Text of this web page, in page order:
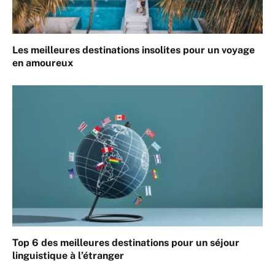
Les meilleures destinations insolites pour un voyage
en amoureux
Top 6 des meilleures destinations pour un séjour
linguistique à l’étranger